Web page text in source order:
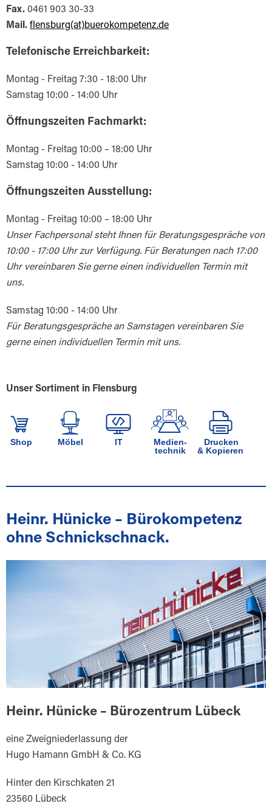
Fax. 0461 903 30-33
Mail. flensburg(at)buerokompetenz.de
Telefonische Erreichbarkeit:
Montag - Freitag 7:30 - 18:00 Uhr
Samstag 10:00 - 14:00 Uhr
Öffnungszeiten Fachmarkt:
Montag - Freitag 10:00 – 18:00 Uhr
Samstag 10:00 - 14:00 Uhr
Öffnungszeiten Ausstellung:
Montag - Freitag 10:00 – 18:00 Uhr
Unser Fachpersonal steht Ihnen für Beratungsgespräche von
10:00 - 17:00 Uhr zur Verfügung. Für Beratungen nach 17:00
Uhr vereinbaren Sie gerne einen individuellen Termin mit
uns.
Samstag 10:00 - 14:00 Uhr
Für Beratungsgespräche an Samstagen vereinbaren Sie
gerne einen individuellen Termin mit uns.
Unser Sortiment in Flensburg
Drucken
& Kopieren
Medien-
technik
IT
Möbel
Shop
Heinr. Hünicke – Bürokompetenz
ohne Schnickschnack.
Heinr. Hünicke – Bürozentrum Lübeck
eine Zweigniederlassung der
Hugo Hamann GmbH & Co. KG
Hinter den Kirschkaten 21
23560 Lübeck